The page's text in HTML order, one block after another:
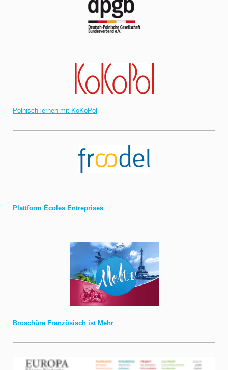
Polnisch lernen mit KoKoPol
Plattform Écoles Entreprises
Broschüre Französisch ist Mehr